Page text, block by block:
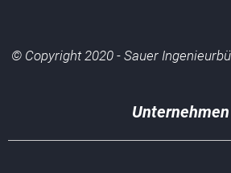
© Copyright 2020 - Sauer
Unternehmen